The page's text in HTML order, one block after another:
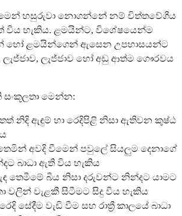
හසුරුවා නොගන්නේ නම් චිත්තවේගීය
විය හැකිය. ළමයින්ට, විශේෂයෙන්ම
හෝ ළමයින්ගෙන් ඇසෙන උපහාසයන්ට
ලැජ්ජාව හෝ අඩු ආත්ම ගෞරවය
සංකූලතා මෙන්න:
නිදි ඇඳුම් හා රෙදිපිළි නිසා ඇතිවන කුෂ්ඨ
අවදි වීමෙන් පවුලේ සියලුම දෙනාගේ
බාධා ඇති විය හැකිය
තෙමීමේ බිය නිසා දරුවන්ට නින්දට යාමට
වලින් වැළකී සිටීමට සිදු විය හැකිය
රෙදි සේදීම වැඩි වීම සහ රාත්‍රී කාලයේ බාධා